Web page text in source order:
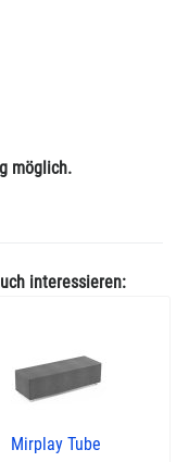
möglich.
interessieren:
Mirplay Tube